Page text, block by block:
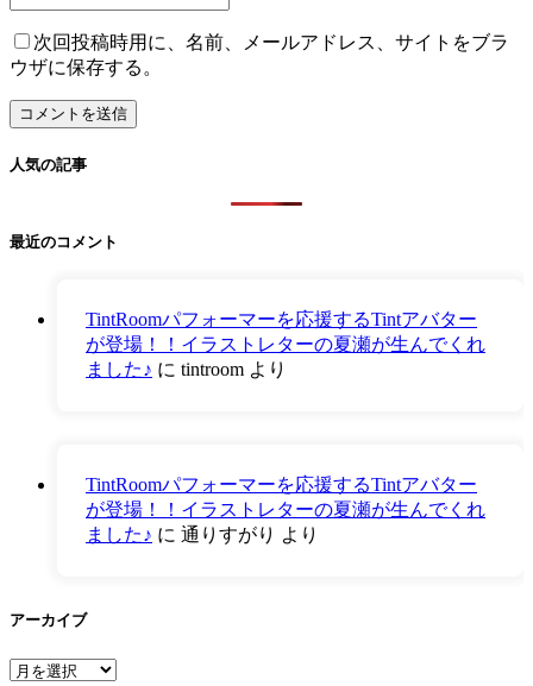
次回投稿時用に、名前、メールアドレス、サイトをブラ
ウザに保存する。
人気の記事
最近のコメント
TintRoomパフォーマーを応援するTintアバター
が登場！！イラストレターの夏瀬が生んでくれ
ました♪ に tintroom より
TintRoomパフォーマーを応援するTintアバター
が登場！！イラストレターの夏瀬が生んでくれ
ました♪ に 通りすがり より
アーカイブ
ア